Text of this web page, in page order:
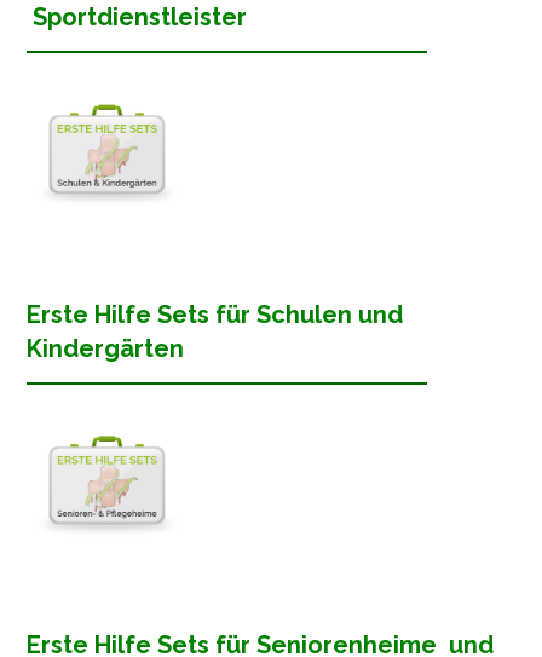
Sportdienstleister
Erste Hilfe Sets für Schulen und
Kindergärten
Erste Hilfe Sets für Seniorenheime und